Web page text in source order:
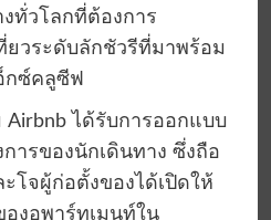
ทั่วโลกที่ต้องการ
ยวระดับลักชัวรีที่มาพร้อม
กซ์คลูซีฟ
ได้รับการออกแบบ
ารของนักเดินทาง ซึ่งถือ
โจผู้ก่อตั้งของได้เปิดให้
องอพาร์ทเมนท์ใน